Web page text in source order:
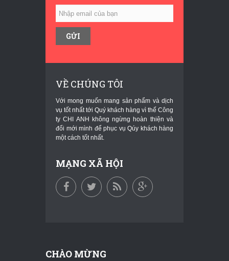
VỀ CHÚNG TÔI
Với mong muốn mang sản phẩm và dịch
vụ tốt nhất tới Quý khách hàng vì thế Công
ty CHI ANH không ngừng hoàn thiện và
đổi mới mình để phục vụ Qúy khách hàng
một cách tốt nhất.
MẠNG XÃ HỘI
CHÀO MỪNG